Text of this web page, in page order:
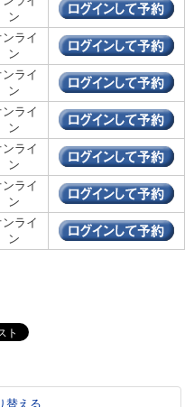
ン
ンライ
ン
ンライ
ン
ンライ
ン
ンライ
ン
ンライ
ン
ンライ
ン
替える